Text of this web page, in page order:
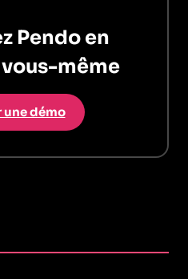
Pendo en
même
démo